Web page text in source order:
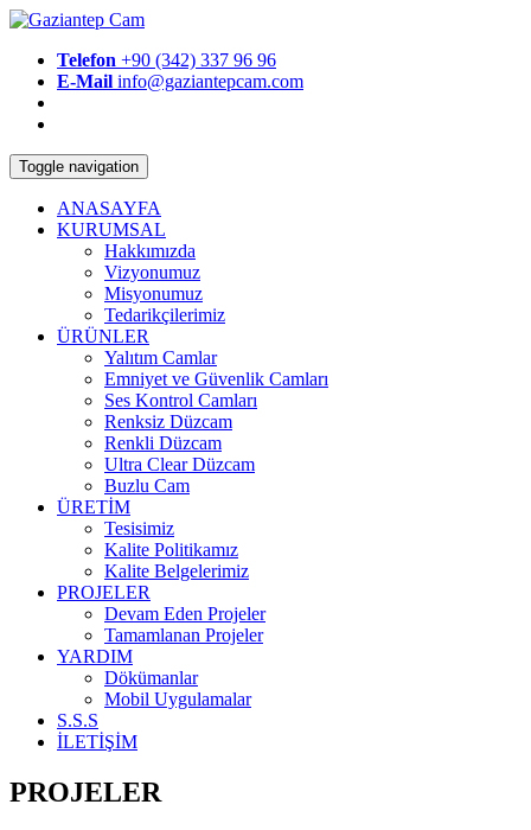
Telefon +90 (342) 337 96 96
E-Mail info@gaziantepcam.com
Toggle navigation
ANASAYFA
KURUMSAL
Hakkımızda
Vizyonumuz
Misyonumuz
Tedarikçilerimiz
ÜRÜNLER
Yalıtım Camlar
Emniyet ve Güvenlik Camları
Ses Kontrol Camları
Renksiz Düzcam
Renkli Düzcam
Ultra Clear Düzcam
Buzlu Cam
ÜRETİM
Tesisimiz
Kalite Politikamız
Kalite Belgelerimiz
PROJELER
Devam Eden Projeler
Tamamlanan Projeler
YARDIM
Dökümanlar
Mobil Uygulamalar
S.S.S
İLETİŞİM
PROJELER